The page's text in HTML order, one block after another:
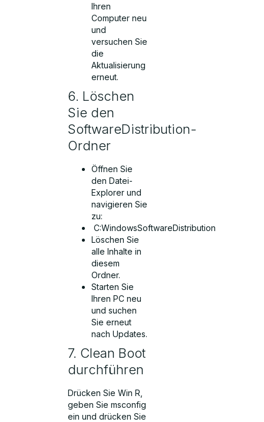
Ihren
Computer neu
und
versuchen Sie
die
Aktualisierung
erneut.
6. Löschen
Sie den
SoftwareDistribution-
Ordner
Öffnen Sie
den Datei-
Explorer und
navigieren Sie
zu:
C:WindowsSoftwareDistribution
Löschen Sie
alle Inhalte in
diesem
Ordner.
Starten Sie
Ihren PC neu
und suchen
Sie erneut
nach Updates.
7. Clean Boot
durchführen
Drücken Sie Win R,
geben Sie msconfig
ein und drücken Sie